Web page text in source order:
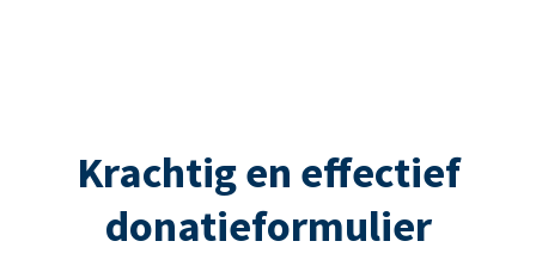
Krachtig en effectief
donatieformulier